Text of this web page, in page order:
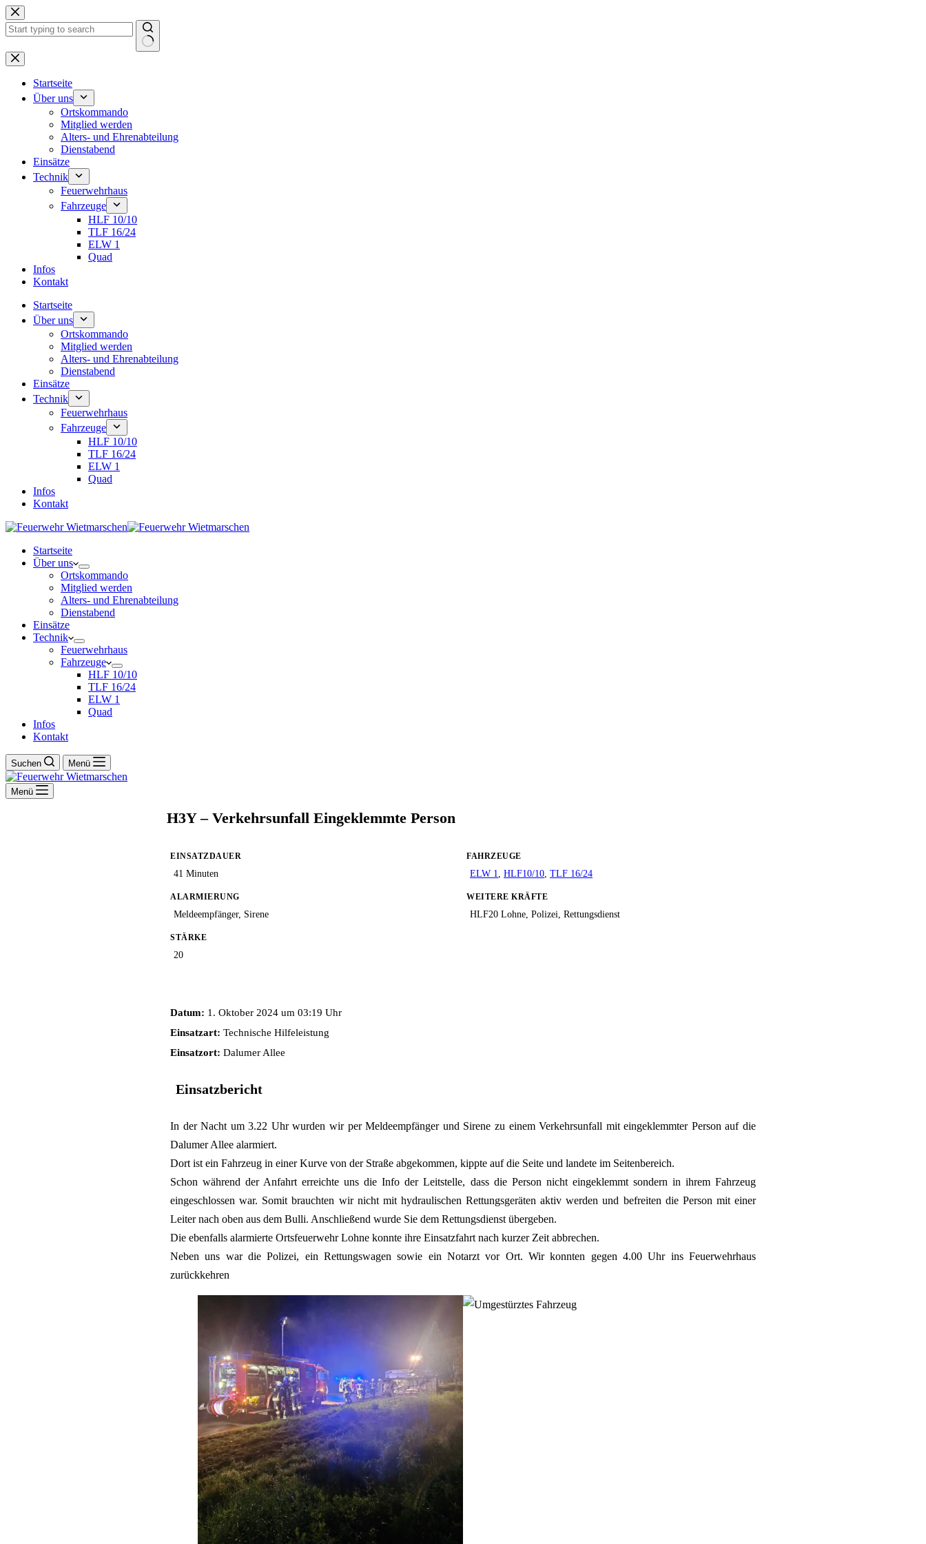
Zum
Inhalt
springen
Keine
Ergebnisse
Startseite
Über uns
Ortskommando
Mitglied werden
Alters- und Ehrenabteilung
Dienstabend
Einsätze
Technik
Feuerwehrhaus
Fahrzeuge
HLF 10/10
TLF 16/24
ELW 1
Quad
Infos
Kontakt
Startseite
Über uns
Ortskommando
Mitglied werden
Alters- und Ehrenabteilung
Dienstabend
Einsätze
Technik
Feuerwehrhaus
Fahrzeuge
HLF 10/10
TLF 16/24
ELW 1
Quad
Infos
Kontakt
Startseite
Über uns
Ortskommando
Mitglied werden
Alters- und Ehrenabteilung
Dienstabend
Einsätze
Technik
Feuerwehrhaus
Fahrzeuge
HLF 10/10
TLF 16/24
ELW 1
Quad
Infos
Kontakt
Suchen Menü
Menü
H3Y – Verkehrsunfall Eingeklemmte Person
EINSATZDAUER
41 Minuten
ALARMIERUNG
Meldeempfänger, Sirene
STÄRKE
20
FAHRZEUGE
ELW 1, HLF10/10, TLF 16/24
WEITERE KRÄFTE
HLF20 Lohne, Polizei, Rettungsdienst
Datum: 1. Oktober 2024 um 03:19 Uhr
Einsatzart: Technische Hilfeleistung
Einsatzort: Dalumer Allee
Einsatzbericht
In der Nacht um 3.22 Uhr wurden wir per Meldeempfänger und Sirene zu einem Verkehrsunfall mit eingeklemmter Person auf die
Dalumer Allee alarmiert.
Dort ist ein Fahrzeug in einer Kurve von der Straße abgekommen, kippte auf die Seite und landete im Seitenbereich.
Schon während der Anfahrt erreichte uns die Info der Leitstelle, dass die Person nicht eingeklemmt sondern in ihrem Fahrzeug
eingeschlossen war. Somit brauchten wir nicht mit hydraulischen Rettungsgeräten aktiv werden und befreiten die Person mit einer
Leiter nach oben aus dem Bulli. Anschließend wurde Sie dem Rettungsdienst übergeben.
Die ebenfalls alarmierte Ortsfeuerwehr Lohne konnte ihre Einsatzfahrt nach kurzer Zeit abbrechen.
Neben uns war die Polizei, ein Rettungswagen sowie ein Notarzt vor Ort. Wir konnten gegen 4.00 Uhr ins Feuerwehrhaus
zurückkehren